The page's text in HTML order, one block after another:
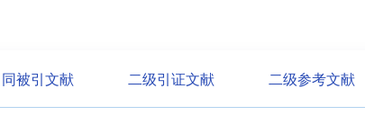
同被引文献 二级引证文献 二级参考文献